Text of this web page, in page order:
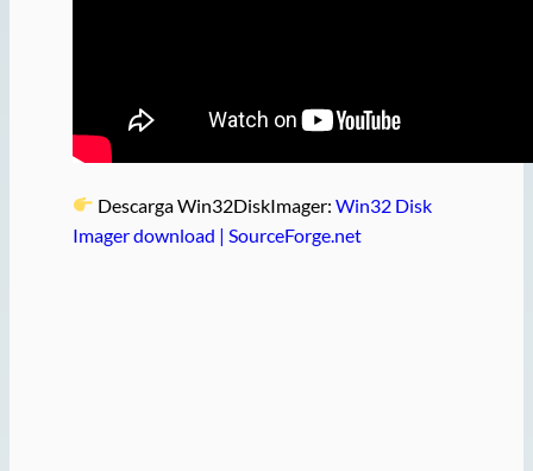
Descarga Win32DiskImager:Win32 Disk
Imager download | SourceForge.net